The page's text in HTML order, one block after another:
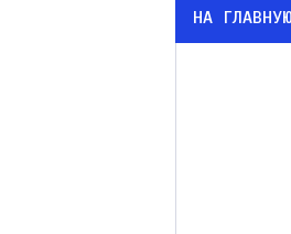
НА ГЛАВНУЮ